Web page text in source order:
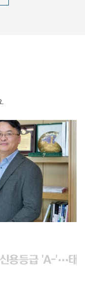
.
등급 'A-'…태양